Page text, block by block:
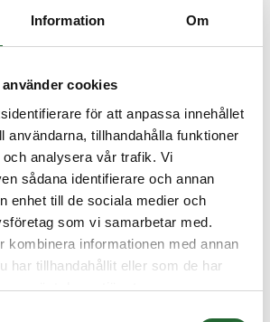
Information Om
cookies
för att anpassa innehållet
användarna, tillhandahålla funktioner
analysera vår trafik. Vi
sådana identifierare och annan
enhet till de sociala medier och
som vi samarbetar med.
kombinera informationen med annan
har tillhandahållit eller som de har
använt deras tjänster.
UNF 7/16"x83
UNF 7/16"x83
56,25 :-
45,00 :-
36,25 :-